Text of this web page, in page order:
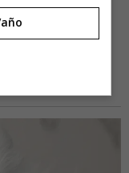
que
éxito?
el móvil y no